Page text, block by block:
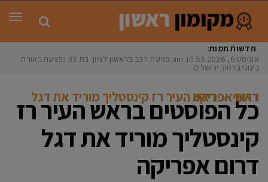
חדשות חמות:
אוגוסט 6, 2026
10:53 am פגיעת רכב בראשון לציון: בת 33 נפצעה באורח
בינוני ברחוב ירושלים
ראשי »
ראש העיר רז קינסטליך מוריד את דגל דרום אפריקה
כל הפוסטים בראש העיר רז
קינסטליך מוריד את דגל
דרום אפריקה